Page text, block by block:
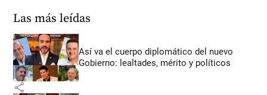
Las más leídas
Así va el cuerpo diplomático del nuevo
Gobierno: lealtades, mérito y políticos
share